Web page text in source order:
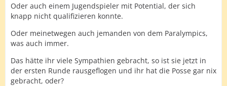
Oder auch einem Jugendspieler mit Potential, der sich
knapp nicht qualifizieren konnte.
Oder meinetwegen auch jemanden von dem Paralympics,
was auch immer.
Das hätte ihr viele Sympathien gebracht, so ist sie jetzt in
der ersten Runde rausgeflogen und ihr hat die Posse gar nix
gebracht, oder?